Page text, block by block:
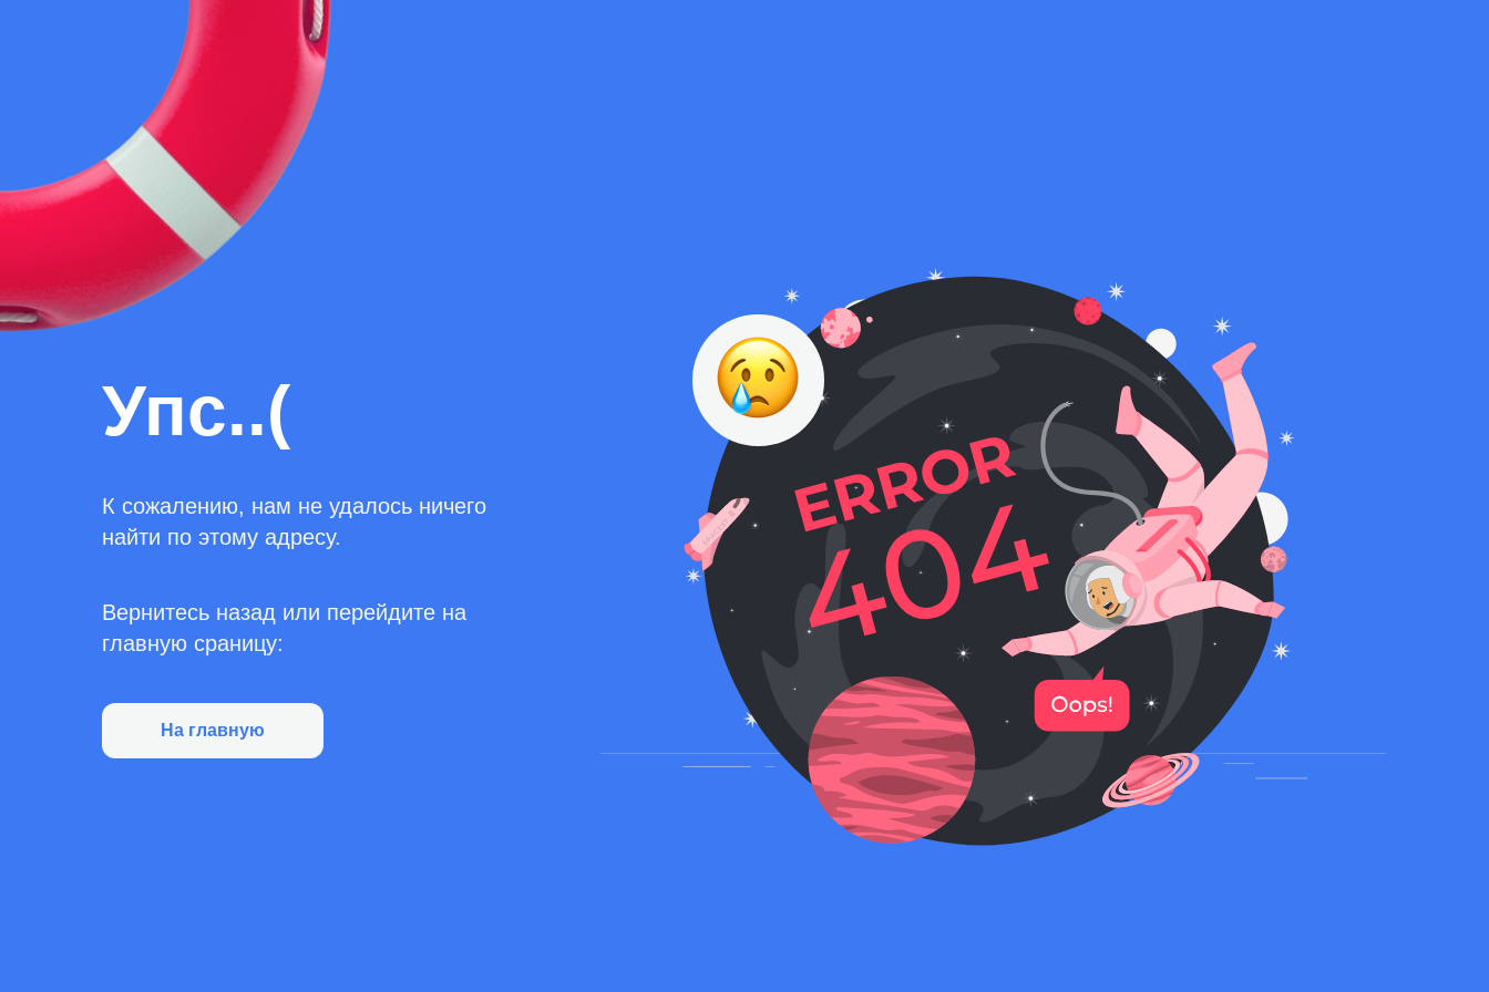
Упс..(
К сожалению, нам не удалось ничего
найти по этому адресу.
Вернитесь назад или перейдите на
главную сраницу:
На главную